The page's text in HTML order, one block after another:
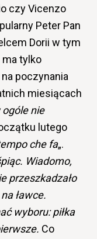
czy Vicenzo
Peter Pan
Dorii w tym
tylko
poczynania
miesiącach
ogóle nie
lutego
che fa„.
Wiadomo,
przeszkadzało
ławce.
wyboru: piłka
Co